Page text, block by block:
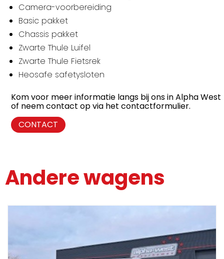
Camera-voorbereiding
Basic pakket
Chassis pakket
Zwarte Thule Luifel
Zwarte Thule Fietsrek
Heosafe safetysloten
Kom voor meer informatie langs bij ons in Alpha West
of neem contact op via het contactformulier.
CONTACT
Andere wagens